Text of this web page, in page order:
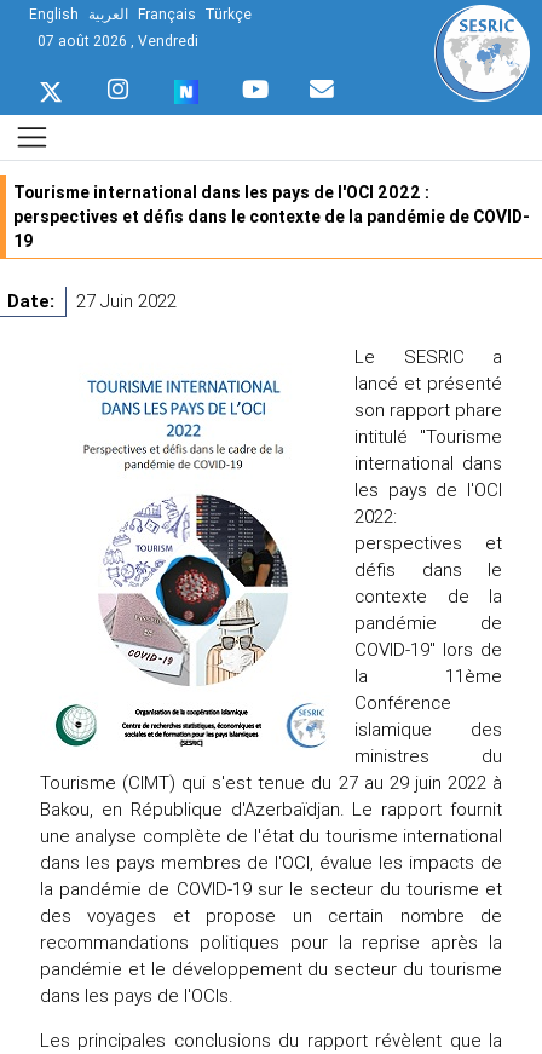
English العربية Français Türkçe
07 août 2026 , Vendredi
Tourisme international dans les pays de l'OCI 2022 :
perspectives et défis dans le contexte de la pandémie de COVID-
19
Date: 27 Juin 2022
Le SESRIC a
lancé et présenté
son rapport phare
intitulé "Tourisme
international dans
les pays de l'OCI
2022:
perspectives et
défis dans le
contexte de la
pandémie de
COVID-19" lors de
la 11ème
Conférence
islamique des
ministres du
Tourisme (CIMT) qui s'est tenue du 27 au 29 juin 2022 à
Bakou, en République d'Azerbaïdjan. Le rapport fournit
une analyse complète de l'état du tourisme international
dans les pays membres de l'OCI, évalue les impacts de
la pandémie de COVID-19 sur le secteur du tourisme et
des voyages et propose un certain nombre de
recommandations politiques pour la reprise après la
pandémie et le développement du secteur du tourisme
dans les pays de l'OCIs.
Les principales conclusions du rapport révèlent que la